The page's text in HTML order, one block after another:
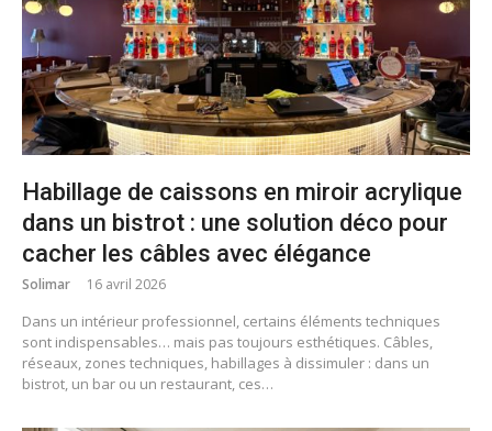
Habillage de caissons en miroir acrylique
dans un bistrot : une solution déco pour
cacher les câbles avec élégance
Solimar 16 avril 2026
Dans un intérieur professionnel, certains éléments techniques
sont indispensables… mais pas toujours esthétiques. Câbles,
réseaux, zones techniques, habillages à dissimuler : dans un
bistrot, un bar ou un restaurant, ces…